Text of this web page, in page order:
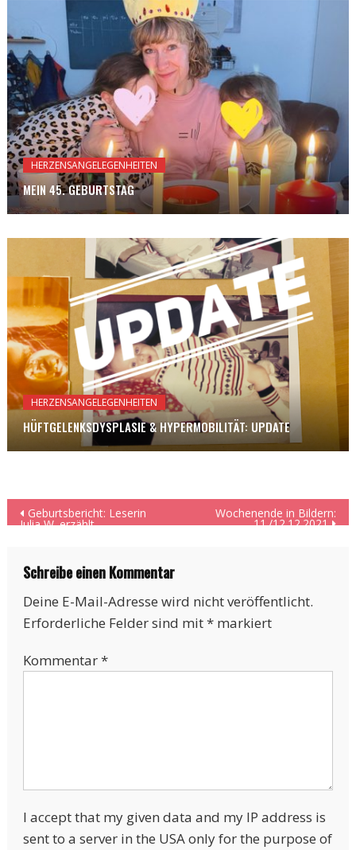
HERZENSANGELEGENHEITEN
MEIN 45. GEBURTSTAG
HERZENSANGELEGENHEITEN
HÜFTGELENKSDYSPLASIE & HYPERMOBILITÄT: UPDATE
Beitragsnavigation
Geburtsbericht: Leserin
Julia W. erzählt
Wochenende in Bildern:
11./12.12.2021
Schreibe einen Kommentar
Deine E-Mail-Adresse wird nicht veröffentlicht.
Erforderliche Felder sind mit*markiert
Kommentar*
I accept that my given data and my IP address is
sent to a server in the USA only for the purpose of